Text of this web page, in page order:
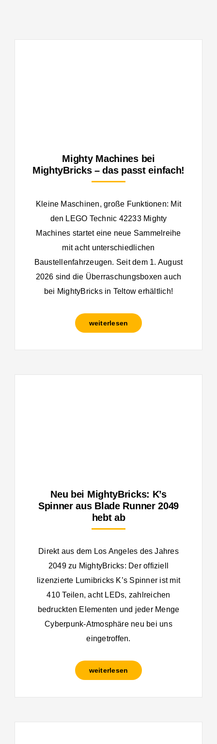
Mighty Machines bei
MightyBricks – das passt einfach!
Kleine Maschinen, große Funktionen: Mit
den LEGO Technic 42233 Mighty
Machines startet eine neue Sammelreihe
mit acht unterschiedlichen
Baustellenfahrzeugen. Seit dem 1. August
2026 sind die Überraschungsboxen auch
bei MightyBricks in Teltow erhältlich!
weiterlesen
Neu bei MightyBricks: K’s
Spinner aus Blade Runner 2049
hebt ab
Direkt aus dem Los Angeles des Jahres
2049 zu MightyBricks: Der offiziell
lizenzierte Lumibricks K’s Spinner ist mit
410 Teilen, acht LEDs, zahlreichen
bedruckten Elementen und jeder Menge
Cyberpunk-Atmosphäre neu bei uns
eingetroffen.
weiterlesen